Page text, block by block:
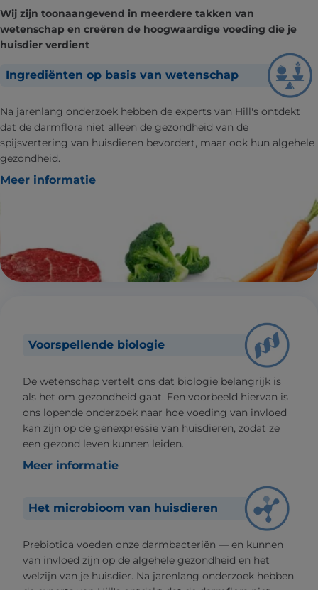
Wij zijn toonaangevend in meerdere takken van
wetenschap en creëren de hoogwaardige voeding die je
huisdier verdient
Ingrediënten op basis van wetenschap
Na jarenlang onderzoek hebben de experts van Hill's ontdekt
dat de darmflora niet alleen de gezondheid van de
spijsvertering van huisdieren bevordert, maar ook hun algehele
gezondheid.
Meer informatie
Voorspellende biologie
De wetenschap vertelt ons dat biologie belangrijk is
als het om gezondheid gaat. Een voorbeeld hiervan is
ons lopende onderzoek naar hoe voeding van invloed
kan zijn op de genexpressie van huisdieren, zodat ze
een gezond leven kunnen leiden.
Meer informatie
Het microbioom van huisdieren
Prebiotica voeden onze darmbacteriën — en kunnen
van invloed zijn op de algehele gezondheid en het
welzijn van je huisdier. Na jarenlang onderzoek hebben